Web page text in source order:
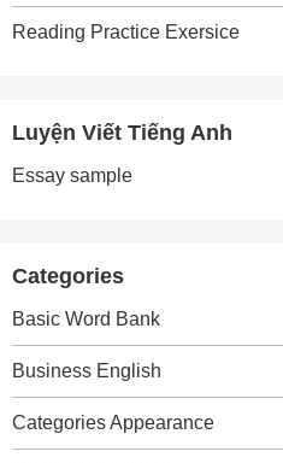
Reading Practice Exersice
Luyện Viết Tiếng Anh
Essay sample
Categories
Basic Word Bank
Business English
Categories Appearance